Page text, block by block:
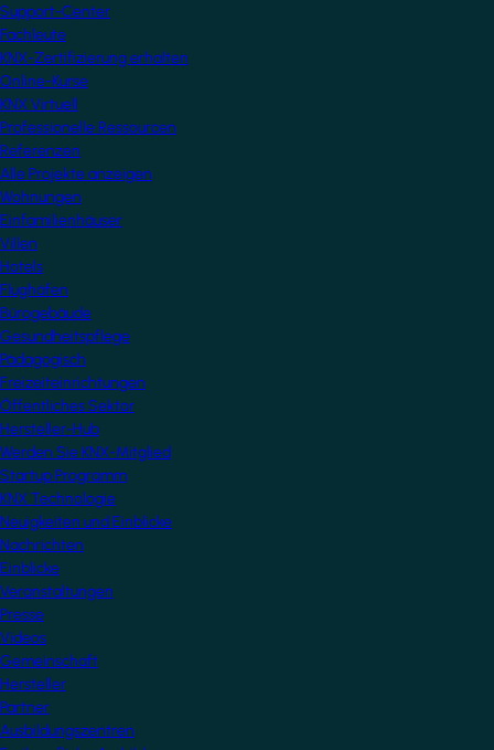
Support-Center
Fachleute
KNX-Zertifizierung erhalten
Online-Kurse
KNX Virtuell
Professionelle Ressourcen
Referenzen
Alle Projekte anzeigen
Wohnungen
Einfamilienhäuser
Villen
Hotels
Flughäfen
Bürogebäude
Gesundheitspflege
Pädagogisch
Freizeiteinrichtungen
Öffentliches Sektor
Hersteller-Hub
Werden Sie KNX-Mitglied
Startup Programm
KNX Technologie
Neuigkeiten und Einblicke
Nachrichten
Einblicke
Veranstaltungen
Presse
Videos
Gemeinschaft
Hersteller
Partner
Ausbildungszentren